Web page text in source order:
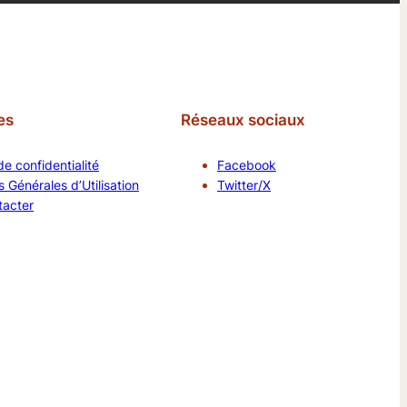
confidentialité
Générales d’Utilisation
Réseaux sociaux
Facebook
Twitter/X